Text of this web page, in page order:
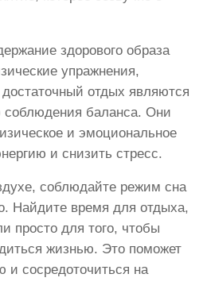
здорового образа
упражнения,
отдых являются
баланса. Они
и эмоциональное
и снизить стресс.
соблюдайте режим сна
Найдите время для отдыха,
просто для того, чтобы
жизнью. Это поможет
и сосредоточиться на